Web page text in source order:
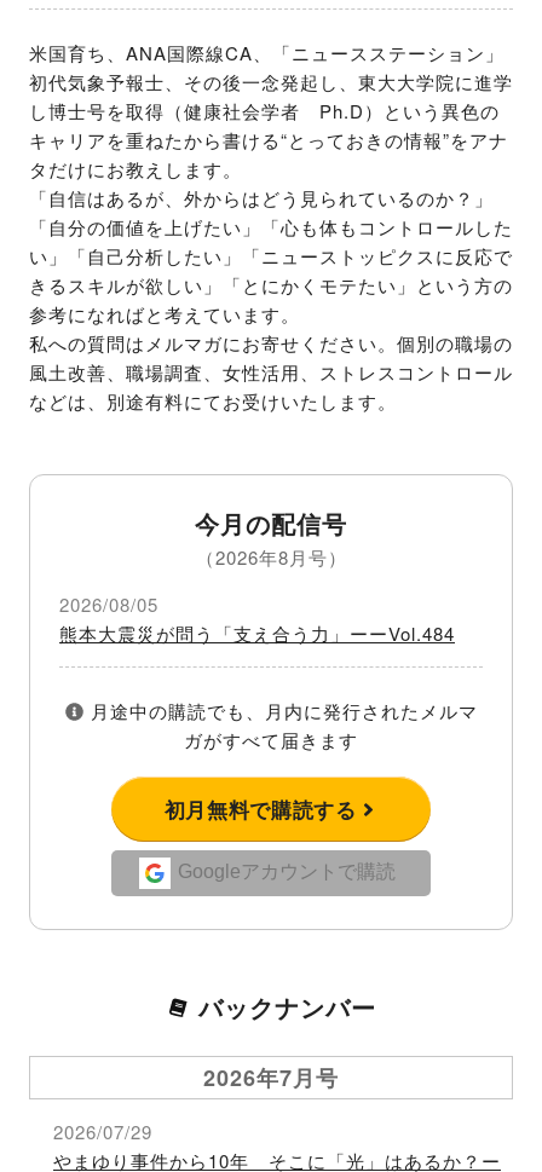
米国育ち、ANA国際線CA、「ニュースステーション」
初代気象予報士、その後一念発起し、東大大学院に進学
し博士号を取得（健康社会学者　Ph.D）という異色の
キャリアを重ねたから書ける“とっておきの情報”をアナ
タだけにお教えします。
「自信はあるが、外からはどう見られているのか？」
「自分の価値を上げたい」「心も体もコントロールした
い」「自己分析したい」「ニューストッピクスに反応で
きるスキルが欲しい」「とにかくモテたい」という方の
参考になればと考えています。
私への質問はメルマガにお寄せください。個別の職場の
風土改善、職場調査、女性活用、ストレスコントロール
などは、別途有料にてお受けいたします。
今月の配信号
（2026年8月号）
2026/08/05
熊本大震災が問う「支え合う力」ーーVol.484
月途中の購読でも、月内に発行されたメルマ
ガがすべて届きます
初月無料で購読する
Googleアカウントで購読
バックナンバー
2026年7月号
2026/07/29
やまゆり事件から10年 そこに「光」はあるか？ー